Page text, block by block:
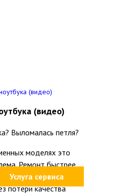
Услуга сервиса
(видео)
Выломалась петля?
моделях это
Ремонт быстрее
часто позволяет
потери качества